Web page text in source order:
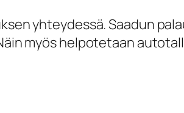
yhteydessä. Saadun
myös helpotetaan